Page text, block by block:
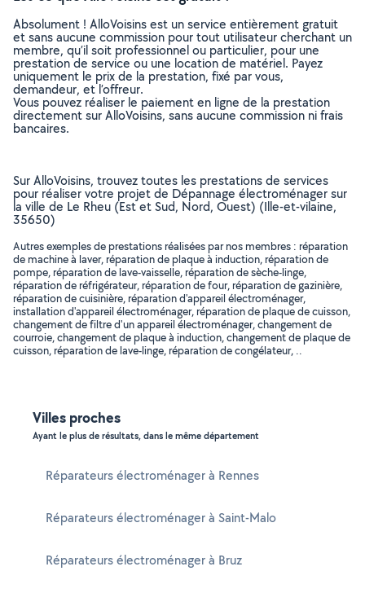
Absolument ! AlloVoisins est un service entièrement gratuit
et sans aucune commission pour tout utilisateur cherchant un
membre, qu’il soit professionnel ou particulier, pour une
prestation de service ou une location de matériel. Payez
uniquement le prix de la prestation, fixé par vous,
demandeur, et l’offreur.
Vous pouvez réaliser le paiement en ligne de la prestation
directement sur AlloVoisins, sans aucune commission ni frais
bancaires.
Sur AlloVoisins, trouvez toutes les prestations de services
pour réaliser votre projet de Dépannage électroménager sur
la ville de Le Rheu (Est et Sud, Nord, Ouest) (Ille-et-vilaine,
35650)
Autres exemples de prestations réalisées par nos membres : réparation
de machine à laver, réparation de plaque à induction, réparation de
pompe, réparation de lave-vaisselle, réparation de sèche-linge,
réparation de réfrigérateur, réparation de four, réparation de gazinière,
réparation de cuisinière, réparation d'appareil électroménager,
installation d'appareil électroménager, réparation de plaque de cuisson,
changement de filtre d'un appareil électroménager, changement de
courroie, changement de plaque à induction, changement de plaque de
cuisson, réparation de lave-linge, réparation de congélateur, ..
Villes proches
Ayant le plus de résultats, dans le même département
Réparateurs électroménager à Rennes
Réparateurs électroménager à Saint-Malo
Réparateurs électroménager à Bruz